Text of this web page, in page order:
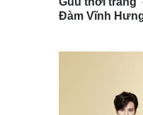
Đàm Vĩnh